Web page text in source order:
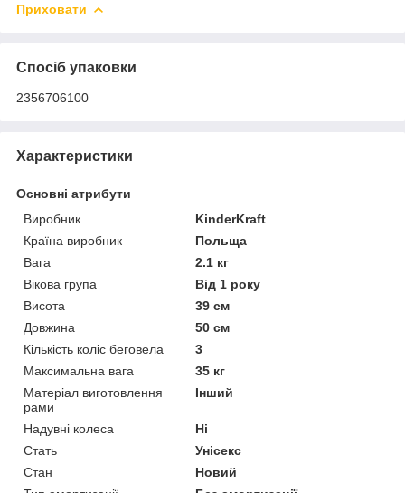
Приховати
Спосіб упаковки
2356706100
Характеристики
Основні атрибути
Виробник
KinderKraft
Країна виробник
Польща
Вага
2.1 кг
Вікова група
Від 1 року
Висота
39 см
Довжина
50 см
Кількість коліс беговела
3
Максимальна вага
35 кг
Матеріал виготовлення
рами
Інший
Надувні колеса
Ні
Стать
Унісекс
Стан
Новий